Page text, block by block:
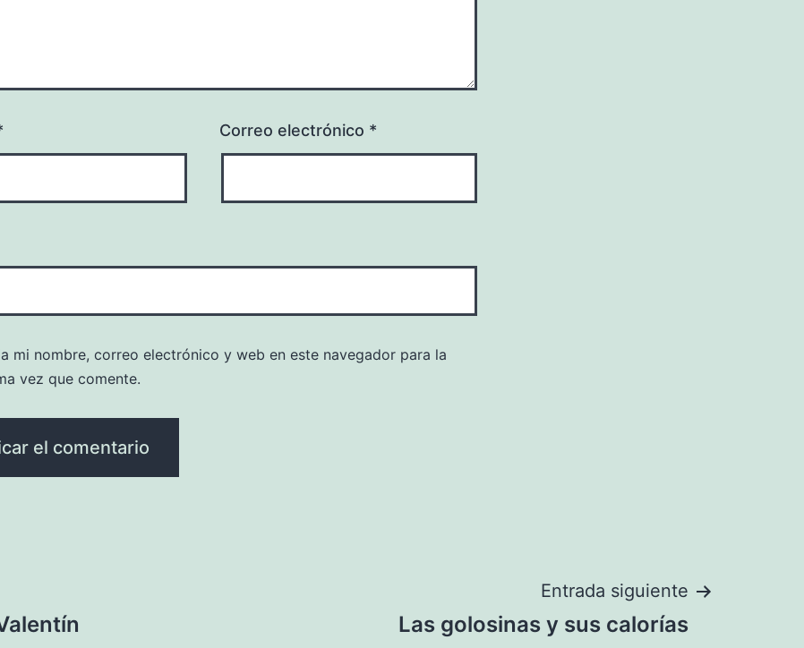
Correo electrónico *
mi nombre, correo electrónico y web en este navegador para la
vez que comente.
Entrada siguiente
Las golosinas y sus calorías